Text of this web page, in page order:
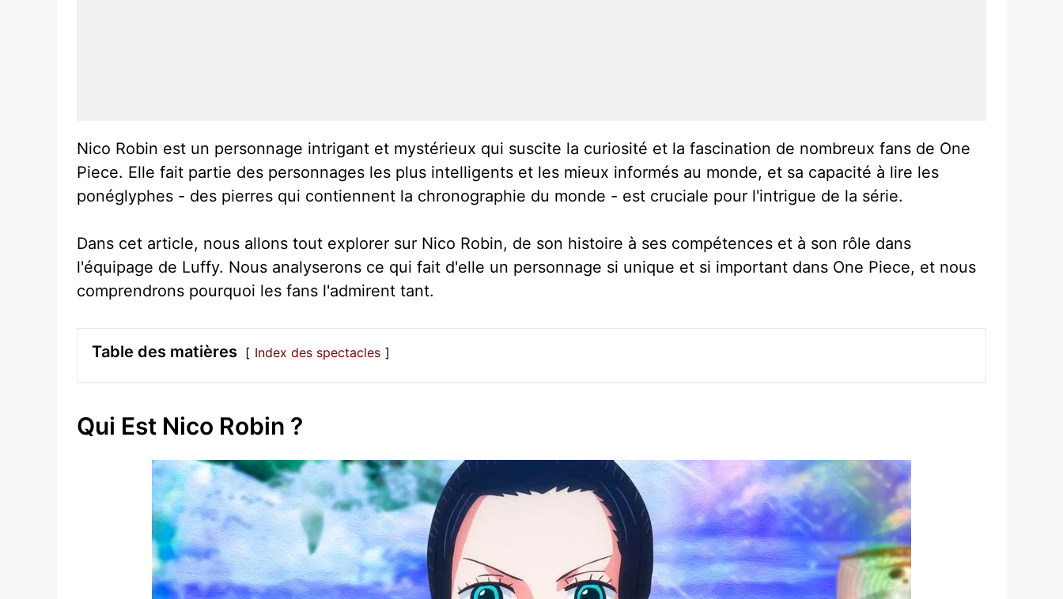
Nico Robin est un personnage intrigant et mystérieux qui suscite la curiosité et la fascination de nombreux fans de One
Piece. Elle fait partie des personnages les plus intelligents et les mieux informés au monde, et sa capacité à lire les
ponéglyphes - des pierres qui contiennent la chronographie du monde - est cruciale pour l'intrigue de la série.
Dans cet article, nous allons tout explorer sur Nico Robin, de son histoire à ses compétences et à son rôle dans
l'équipage de Luffy. Nous analyserons ce qui fait d'elle un personnage si unique et si important dans One Piece, et nous
comprendrons pourquoi les fans l'admirent tant.
Table des matières Index des spectacles
Qui Est Nico Robin ?